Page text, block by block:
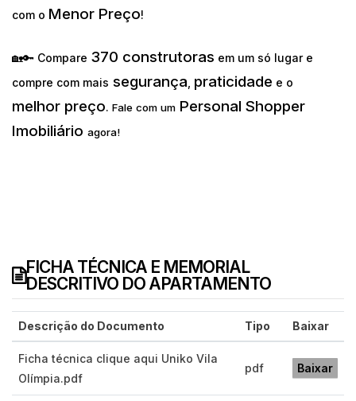
com o Menor Preço!
🏡🔑 Compare 370 construtoras em um só lugar e
compre com mais segurança praticidade e o
melhor preço. Fale com um Personal Shopper
Imobiliário agora!
FICHA TÉCNICA E MEMORIAL
DESCRITIVO DO APARTAMENTO
Descrição do Documento Tipo Baixar
Ficha técnica clique aqui Uniko Vila
Olímpia.pdf
pdf Baixar